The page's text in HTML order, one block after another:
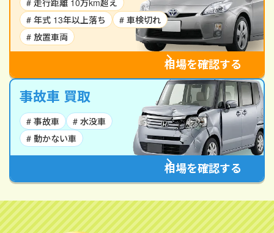
# 年式 13年以上落ち
# 車検切れ
# 放置車両
相場を確認する
事故車 買取
# 事故車
# 水没車
# 動かない車
相場を確認する